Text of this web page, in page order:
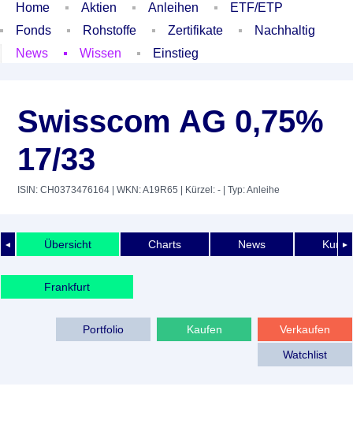
Home Aktien Anleihen
ETF/ETP
Fonds
Rohstoffe Zertifikate
Nachhaltig
News
Wissen Einstieg
Swisscom AG 0,75%
17/33
ISIN: CH0373476164 | WKN: A19R65 | Kürzel: - | Typ: Anleihe
◄ ►
Übersicht Charts News
Frankfurt
Verkaufen
Kaufen
Portfolio
Watchlist